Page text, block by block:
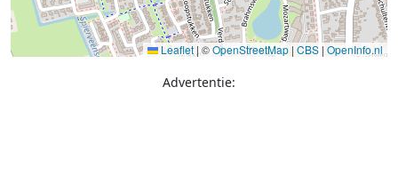
Leaflet |©OpenStreetMap | CBS | OpenInfo.nl
Advertentie: